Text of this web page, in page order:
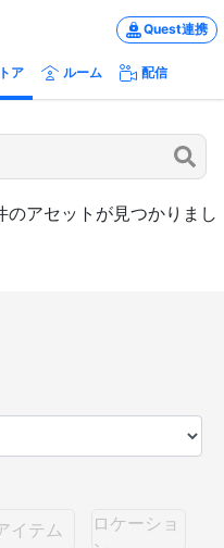
Quest連携
ア ルーム 配信
のアセットが見つかりまし
イテム
ロケーショ